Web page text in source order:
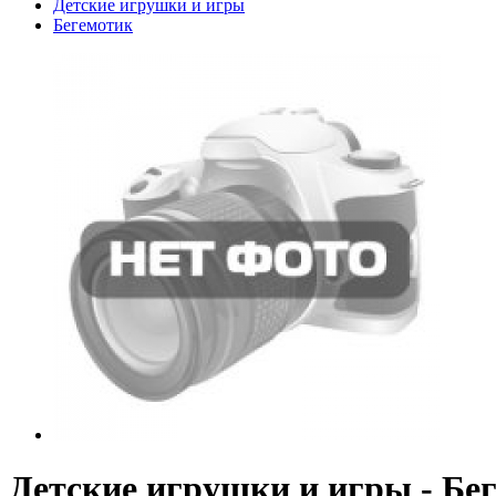
Детские игрушки и игры
Бегемотик